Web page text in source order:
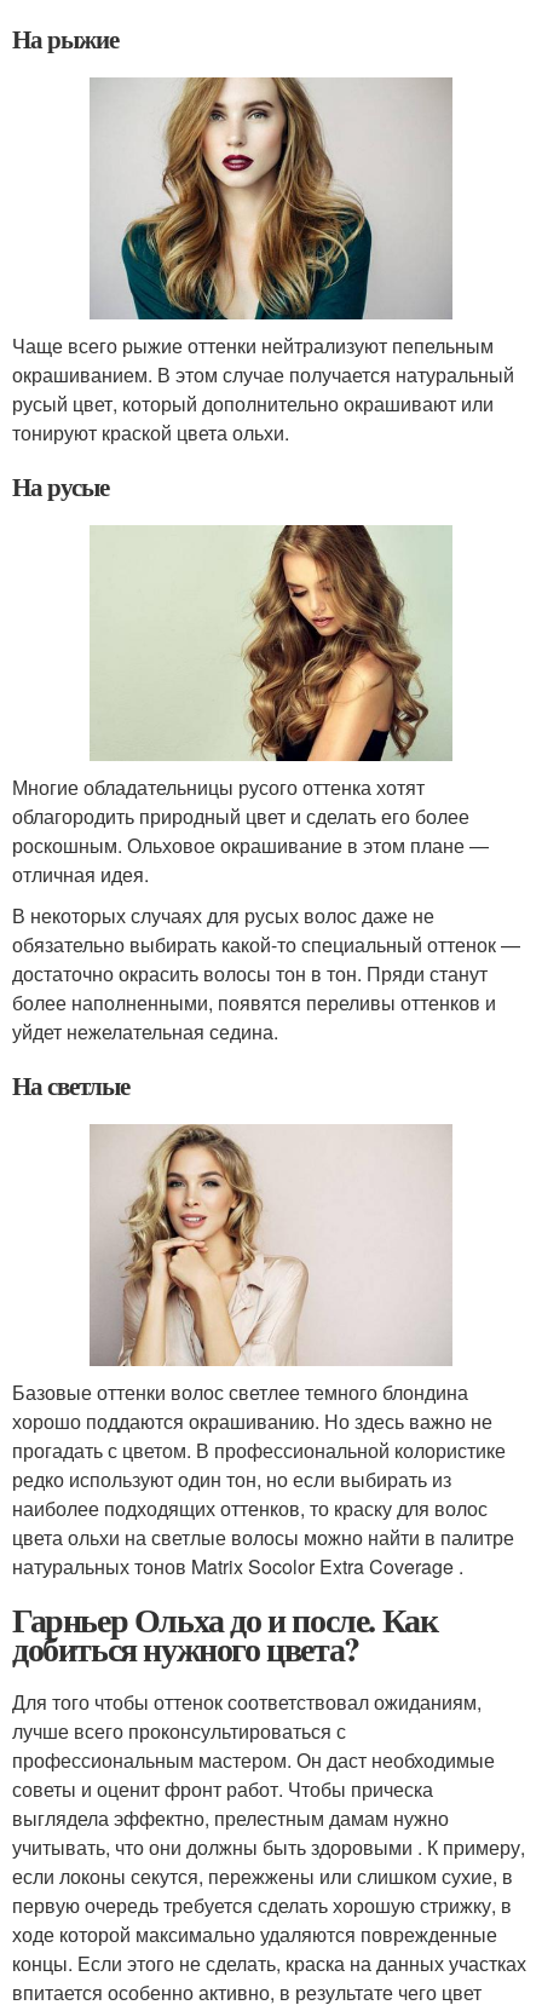
На рыжие
Чаще всего рыжие оттенки нейтрализуют пепельным
окрашиванием. В этом случае получается натуральный
русый цвет, который дополнительно окрашивают или
тонируют краской цвета ольхи.
На русые
Многие обладательницы русого оттенка хотят
облагородить природный цвет и сделать его более
роскошным. Ольховое окрашивание в этом плане —
отличная идея.
В некоторых случаях для русых волос даже не
обязательно выбирать какой-то специальный оттенок —
достаточно окрасить волосы тон в тон. Пряди станут
более наполненными, появятся переливы оттенков и
уйдет нежелательная седина.
На светлые
Базовые оттенки волос светлее темного блондина
хорошо поддаются окрашиванию. Но здесь важно не
прогадать с цветом. В профессиональной колористике
редко используют один тон, но если выбирать из
наиболее подходящих оттенков, то краску для волос
цвета ольхи на светлые волосы можно найти в палитре
натуральных тонов Matrix Socolor Extra Coverage .
Гарньер Ольха до и после. Как
добиться нужного цвета?
Для того чтобы оттенок соответствовал ожиданиям,
лучше всего проконсультироваться с
профессиональным мастером. Он даст необходимые
советы и оценит фронт работ. Чтобы прическа
выглядела эффектно, прелестным дамам нужно
учитывать, что они должны быть здоровыми . К примеру,
если локоны секутся, пережжены или слишком сухие, в
первую очередь требуется сделать хорошую стрижку, в
ходе которой максимально удаляются поврежденные
концы. Если этого не сделать, краска на данных участках
впитается особенно активно, в результате чего цвет